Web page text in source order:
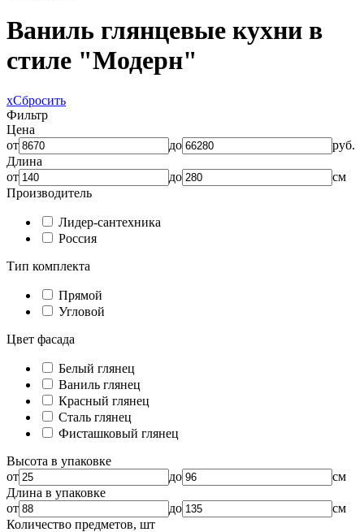
Ваниль глянцевые кухни в
стиле "Модерн"
xСбросить
Фильтр
Цена
от
до
руб.
Длина
от
до
см
Производитель
Лидер-сантехника
Россия
Тип комплекта
Прямой
Угловой
Цвет фасада
Белый глянец
Ваниль глянец
Красный глянец
Сталь глянец
Фисташковый глянец
Высота в упаковке
от
до
см
Длина в упаковке
от
до
см
Количество предметов, шт